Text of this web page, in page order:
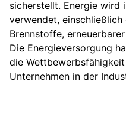
sicherstellt. Energie wird
verwendet,
Brennstoffe,
Die Energieversorgung
die
Unternehmen in der